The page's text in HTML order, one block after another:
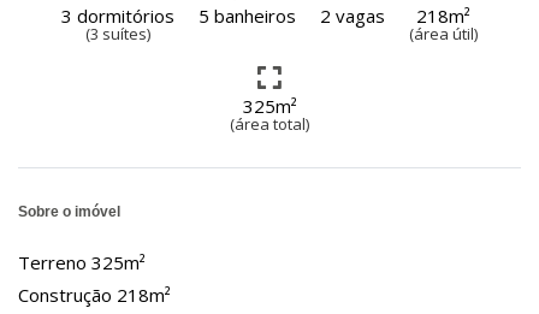
3 dormitórios
(3 suítes)
5 banheiros 2 vagas 218m²
(área útil)
325m²
(área total)
Sobre o imóvel
Terreno 325m²
Construção 218m²